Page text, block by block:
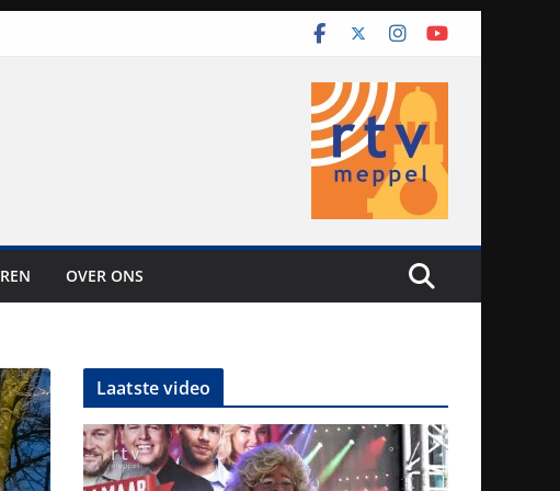
OVER ONS
Laatste video